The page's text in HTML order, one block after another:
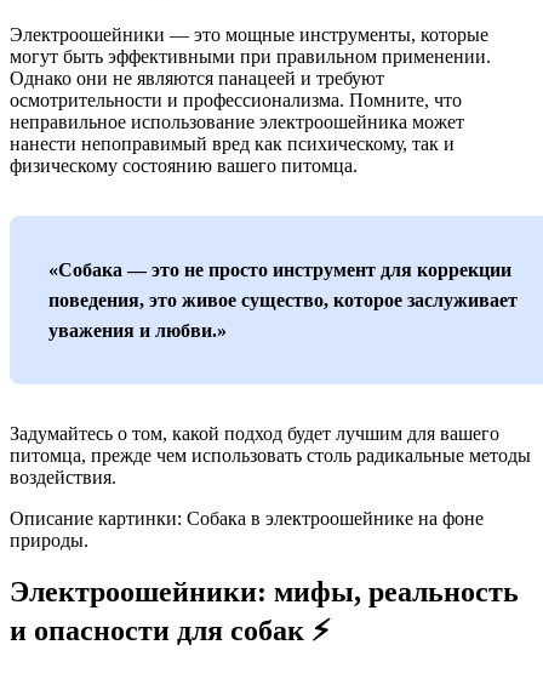
Электроошейники — это мощные инструменты, которые
могут быть эффективными при правильном применении.
Однако они не являются панацеей и требуют
осмотрительности и профессионализма. Помните, что
неправильное использование электроошейника может
нанести непоправимый вред как психическому, так и
физическому состоянию вашего питомца.
«Собака — это не просто инструмент для коррекции
поведения, это живое существо, которое заслуживает
уважения и любви.»
Задумайтесь о том, какой подход будет лучшим для вашего
питомца, прежде чем использовать столь радикальные методы
воздействия.
Описание картинки: Собака в электроошейнике на фоне
природы.
Электроошейники: мифы, реальность
и опасности для собак ⚡